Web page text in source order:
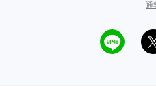
通